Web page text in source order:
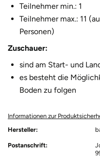
Teilnehmer min.: 1
Teilnehmer max.: 11
Personen)
Zuschauer:
sind am Start- und
es besteht die
Boden zu folgen
Informationen zur
Hersteller:
Postanschrift:
Jerichower Land
Kamp-Lintfort
Karlsruhe
Kassel
Kerken